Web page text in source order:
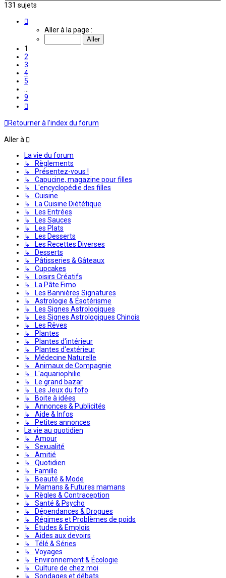
131 sujets
Aller à la page :
1
2
3
4
5
9
Retourner à l’index du forum
Aller à
La vie du forum
↳ Règlements
↳ Présentez-vous !
↳ Capucine, magazine pour filles
↳ L'encyclopédie des filles
↳ Cuisine
↳ La Cuisine Diététique
↳ Les Entrées
↳ Les Sauces
↳ Les Plats
↳ Les Desserts
↳ Les Recettes Diverses
↳ Desserts
↳ Pâtisseries & Gâteaux
↳ Cupcakes
↳ Loisirs Créatifs
↳ La Pâte Fimo
↳ Les Bannières Signatures
↳ Astrologie & Ésotérisme
↳ Les Signes Astrologiques
↳ Les Signes Astrologiques Chinois
↳ Les Rêves
↳ Plantes
↳ Plantes d'intérieur
↳ Plantes d'extérieur
↳ Médecine Naturelle
↳ Animaux de Compagnie
↳ L'aquariophilie
↳ Le grand bazar
↳ Les Jeux du fofo
↳ Boite à idées
↳ Annonces & Publicités
↳ Aide & Infos
↳ Petites annonces
La vie au quotidien
↳ Amour
↳ Sexualité
↳ Amitié
↳ Quotidien
↳ Famille
↳ Beauté & Mode
↳ Mamans & Futures mamans
↳ Règles & Contraception
↳ Santé & Psycho
↳ Dépendances & Drogues
↳ Régimes et Problèmes de poids
↳ Études & Emplois
↳ Aides aux devoirs
↳ Télé & Séries
↳ Voyages
↳ Environnement & Écologie
↳ Culture de chez moi
↳ Sondages et débats